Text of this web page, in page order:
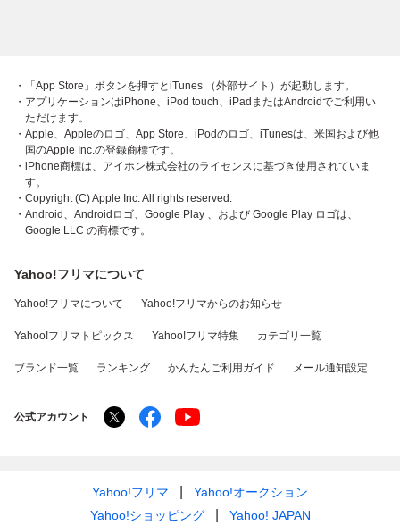
・「App Store」ボタンを押すとiTunes （外部サイト）が起動します。
・アプリケーションはiPhone、iPod touch、iPadまたはAndroidでご利用い
ただけます。
・Apple、Appleのロゴ、App Store、iPodのロゴ、iTunesは、米国および他
国のApple Inc.の登録商標です。
・iPhone商標は、アイホン株式会社のライセンスに基づき使用されていま
す。
・Copyright (C) Apple Inc. All rights reserved.
・Android、Androidロゴ、Google Play 、および Google Play ロゴは、
Google LLC の商標です。
Yahoo!フリマについて
Yahoo!フリマについて Yahoo!フリマからのお知らせ
Yahoo!フリマトピックス Yahoo!フリマ特集 カテゴリ一覧
ブランド一覧 ランキング かんたんご利用ガイド メール通知設定
公式アカウント
Yahoo!フリマ
Yahoo!オークション
Yahoo!ショッピング
Yahoo! JAPAN